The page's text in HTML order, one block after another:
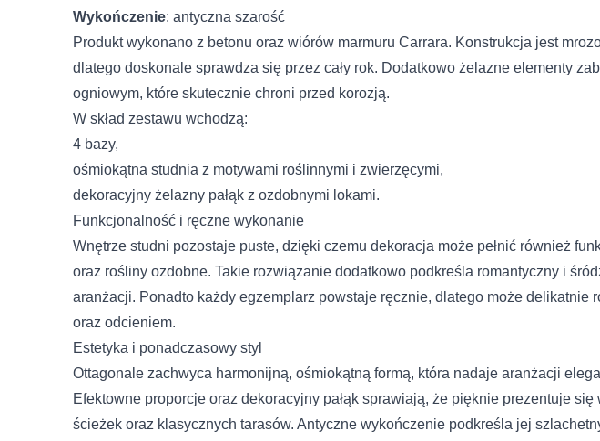
Wykończenie: antyczna szarość
Produkt wykonano z betonu oraz wiórów marmuru Carrara. Konstrukcja jest
dlatego doskonale sprawdza się przez cały rok. Dodatkowo żelazne elementy
ogniowym, które skutecznie chroni przed korozją.
W skład zestawu wchodzą:
4 bazy,
ośmiokątna studnia z motywami roślinnymi i zwierzęcymi,
dekoracyjny żelazny pałąk z ozdobnymi lokami.
Funkcjonalność i ręczne wykonanie
Wnętrze studni pozostaje puste, dzięki czemu dekoracja może pełnić również
oraz rośliny ozdobne. Takie rozwiązanie dodatkowo podkreśla romantyczny i
aranżacji. Ponadto każdy egzemplarz powstaje ręcznie, dlatego może delikatnie
oraz odcieniem.
Estetyka i ponadczasowy styl
Ottagonale zachwyca harmonijną, ośmiokątną formą, która nadaje aranżacji
Efektowne proporcje oraz dekoracyjny pałąk sprawiają, że pięknie prezentuje
ścieżek oraz klasycznych tarasów. Antyczne wykończenie podkreśla jej
Imię i nazwisko
E-mail
Wykorzystujemy pliki cookie do spersonalizowania treści i
naszej witrynie. Informacje o tym, jak korzystasz z naszej
analitycznym. Partnerzy mogą połączyć te informacje z
korzystania z ich usług.
Niezbędne
Niezbędne pliki cookie mają kluczowe znaczenie dla
Preferencje
Pliki cookie dotyczące preferencji umożliwiają stronie
strony, np. preferowany język lub region, w którym znajduje